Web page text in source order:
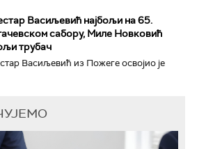
Васиљевић најбољи на 65.
сабору, Миле Новковић
трубач
Васиљевић из Пожеге освојио је